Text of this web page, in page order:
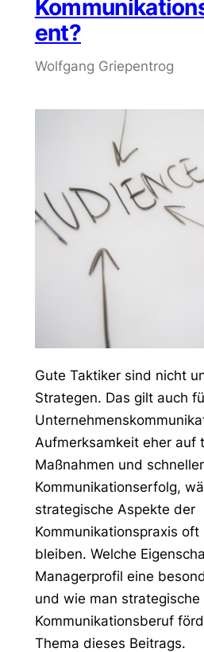
ent?
Wolfgang Griepentrog
Gute Taktiker sind nicht
Strategen. Das gilt auch
Aufmerksamkeit eher auf
Maßnahmen und
Kommunikationserfolg,
strategische Aspekte der
Kommunikationspraxis
bleiben. Welche
Managerprofil eine
und wie man strategische
Kommunikationsberuf
Thema dieses Beitrags.